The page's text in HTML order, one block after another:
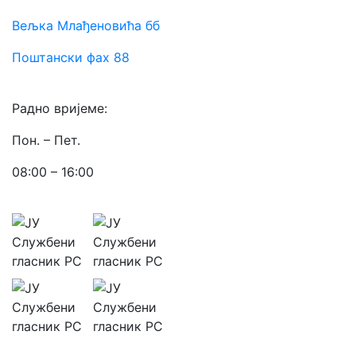
Вељка Млађеновића бб
Поштански фах 88
Радно вријеме:
Пон. – Пет.
08:00 – 16:00